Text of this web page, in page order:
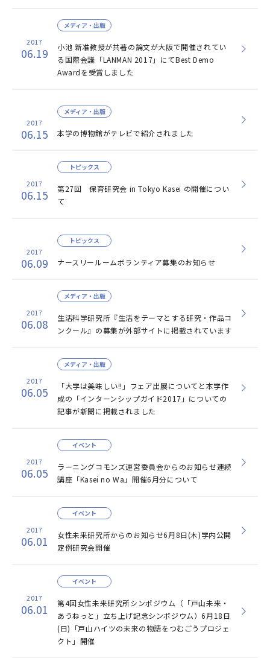
2017
06.19
小池 新准教授が共著の論文が大阪で開催されてい
る国際会議「LANMAN 2017」にてBest Demo
Awardを受賞しました
メディア・出版
2017
06.15 本学の博物館がテレビで紹介されました
メディア・出版
2017
06.15
第27回 保育研究会 in Tokyo Kasei の開催につい
て
トピックス
2017
06.09 ナースリールームボランティア募集のお知らせ
トピックス
2017
06.08
生活科学研究所『生活をテーマとする研究・作品コ
ンクール』の募集が外部サイトに掲載されています
メディア・出版
2017
06.05
「大学は美味しい!!」フェア出展についてと本学作
成の「インターンシップガイド2017」についての
記事が新聞に掲載されました
メディア・出版
2017
06.05
ラーニングコモンズ運営委員会からのお知らせ連続
講座「Kasei no Wa」開催6月分について
イベント
2017
06.01
女性未来研究所からのお知らせ6月8日(木)学内公開
定例研究会開催
イベント
2017
06.01
第4回女性未来研究所シンポジウム（「戸山未来・
あうねっと」立ち上げ記念シンポジウム）6月18日
(日)「戸山ハイツの未来の物語をつむごうプロジェ
クト」開催
イベント